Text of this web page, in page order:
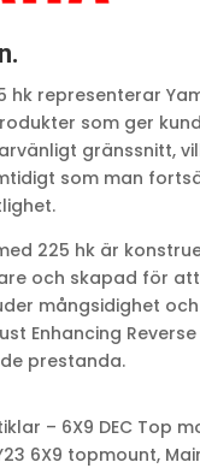
hk representerar
som ger
gränssnitt,
som man
225 hk är
och skapad för
mångsidighet
Enhancing Reverse
prestanda.
– 6X9 DEC Top
6X9 topmount,